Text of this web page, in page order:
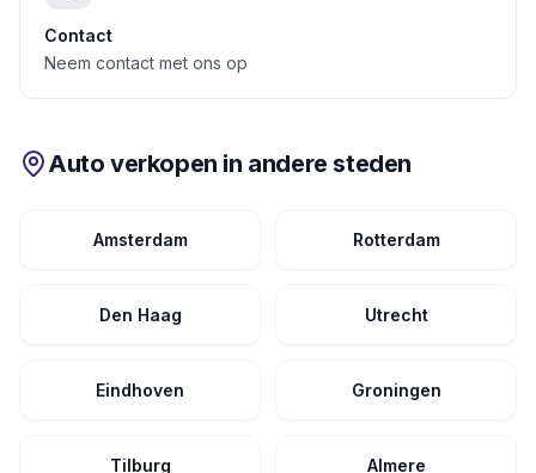
Contact
Neem contact met ons op
Auto verkopen in andere steden
Amsterdam Rotterdam
Den Haag Utrecht
Eindhoven Groningen
Tilburg Almere